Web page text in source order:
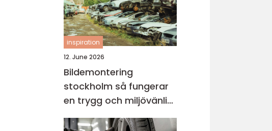
inspiration
12. June 2026
Bildemontering
stockholm så fungerar
en trygg och miljövänlig
bilskrot